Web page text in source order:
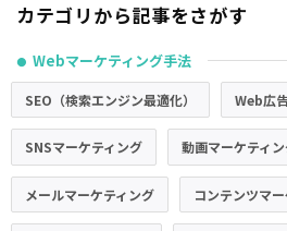
カテゴリから記事をさがす
● Webマーケティング手法
SEO（検索エンジン最適化） Web広
SNSマーケティング 動画マーケティ
メールマーケティング コンテンツマ